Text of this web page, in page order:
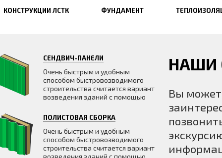
КОНСТРУКЦИИ ЛСТК ФУНДАМЕНТ
СЕНДВИЧ-ПАНЕЛИ
Очень быстрым и удобным
способом быстровозводимого
строительства считается вариант
возведения зданий с помощью
ПОЛИСТОВАЯ СБОРКА
Очень быстрым и удобным
способом быстровозводимого
строительства считается вариант
возведения зданий с помощью
НАШИ
Вы